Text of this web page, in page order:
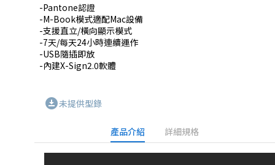
-Pantone認證
-M-Book模式適配Mac設備
-支援直立/橫向顯示模式
-7天/每天24小時連續運作
-USB隨插即放
-內建X-Sign2.0軟體
download_for_offline未提供型錄
產品介紹 詳細規格